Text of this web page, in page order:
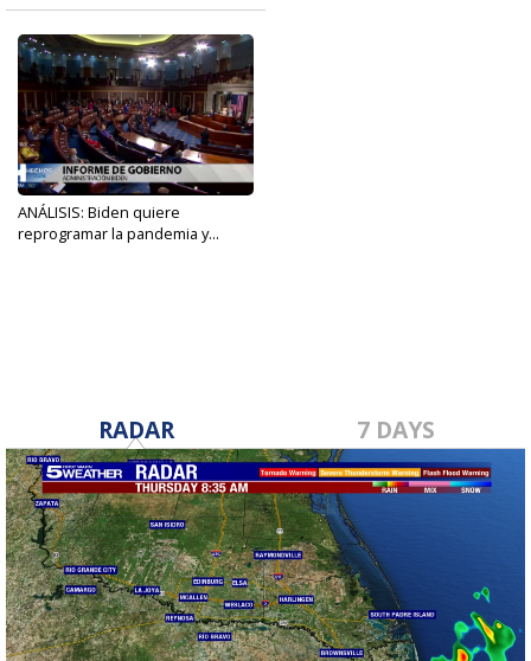
ANÁLISIS: Biden quiere
reprogramar la pandemia y...
RADAR 7 DAYS